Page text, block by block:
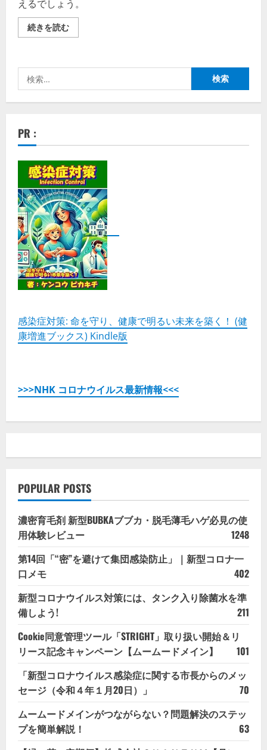
えるでしょう。
続きを読むサ
ロ
ワ
ル
ピ
ッ
至
福
の
贅
沢
を
味
わ
う
究
極
の
ス
イ
ー
ツ
の
を
ご
覧
く
索:
PR :
感染症対策: 命を守り、健康で明るい未来を築く！ (健
康増進ブックス) Kindle版
>>>NHK コロナウイルス最新情報<<<
POPULAR POSTS
濃密育毛剤 新型BUBKAブブカ・脱毛薄毛ハゲ必見の使
用体験レビュー
1248
第14回「“密”を避けて集団感染防止」｜新型コロナ一
口メモ
402
新型コロナウイルス対策には、タンク入り除菌水を準
備しよう!
211
Cookie同意管理ツール「STRIGHT」取り扱い開始＆リ
リース記念キャンペーン【ムームードメイン】
101
「新型コロナウイルス感染症に関する市長からのメッ
セージ（令和４年１月20日）」
70
ムームードメインがつながらない？問題解決のステッ
プを簡単解説！
63